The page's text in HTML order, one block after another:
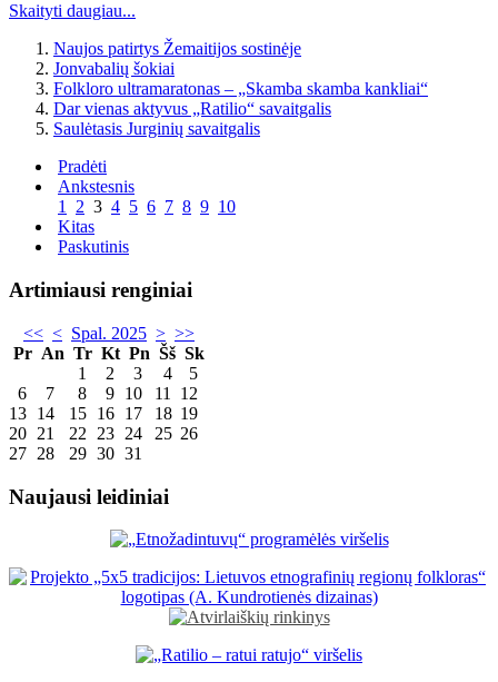
Skaityti daugiau...
Naujos patirtys Žemaitijos sostinėje
Jonvabalių šokiai
Folkloro ultramaratonas – „Skamba skamba kankliai“
Dar vienas aktyvus „Ratilio“ savaitgalis
Saulėtasis Jurginių savaitgalis
Pradėti
Ankstesnis
1 2 3 4 5 6 7 8 9 10
Kitas
Paskutinis
Artimiausi renginiai
<< < Spal. 2025 > >>
Pr An Tr Kt Pn Šš Sk
1
2 3 4
5
6
7 8 9 10 11
12
13 14 15 16 17 18 19
20 21 22 23 24 25 26
27 28 29 30 31
Naujausi leidiniai